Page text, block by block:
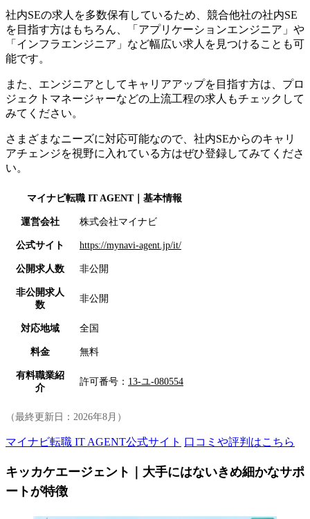
社内SEの求人を多数保有しているため、競合他社の社内SE
を目指す方はもちろん、「アプリケーションエンジニア」や
「インフラエンジニア」など幅広い求人を見つけることも可
能です。
また、エンジニアとしてキャリアアップを目指す方は、プロ
ジェクトマネージャーなどの上流工程の求人もチェックして
みてください。
さまざまなニーズに対応可能なので、社内SEからのキャリ
アチェンジを視野に入れている方はぜひ登録してみてくださ
い。
マイナビ転職 IT AGENT｜基本情報
運営会社 株式会社マイナビ
公式サイト https://mynavi-agent.jp/it/
公開求人数 非公開
非公開求人
数
非公開
対応地域 全国
料金 無料
有料職業紹
介
許可番号： 13-ユ-080554
（最終更新日： 2026年8月 ）
マイナビ転職 IT AGENT公式サイト 口コミや評判はこちら
キッカケエージェント｜大手にはないきめ細かなサポ
ートが特徴